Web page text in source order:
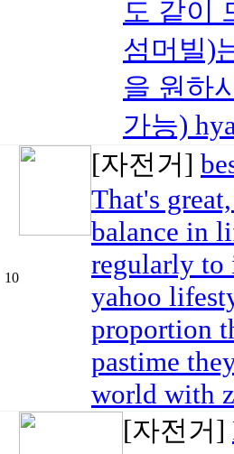
도 같이
섬머빌)
을 원하
가능)
10
[자전거]
That's
balance in
regularly to
yahoo
proportion
pastime
world with
[자전거]